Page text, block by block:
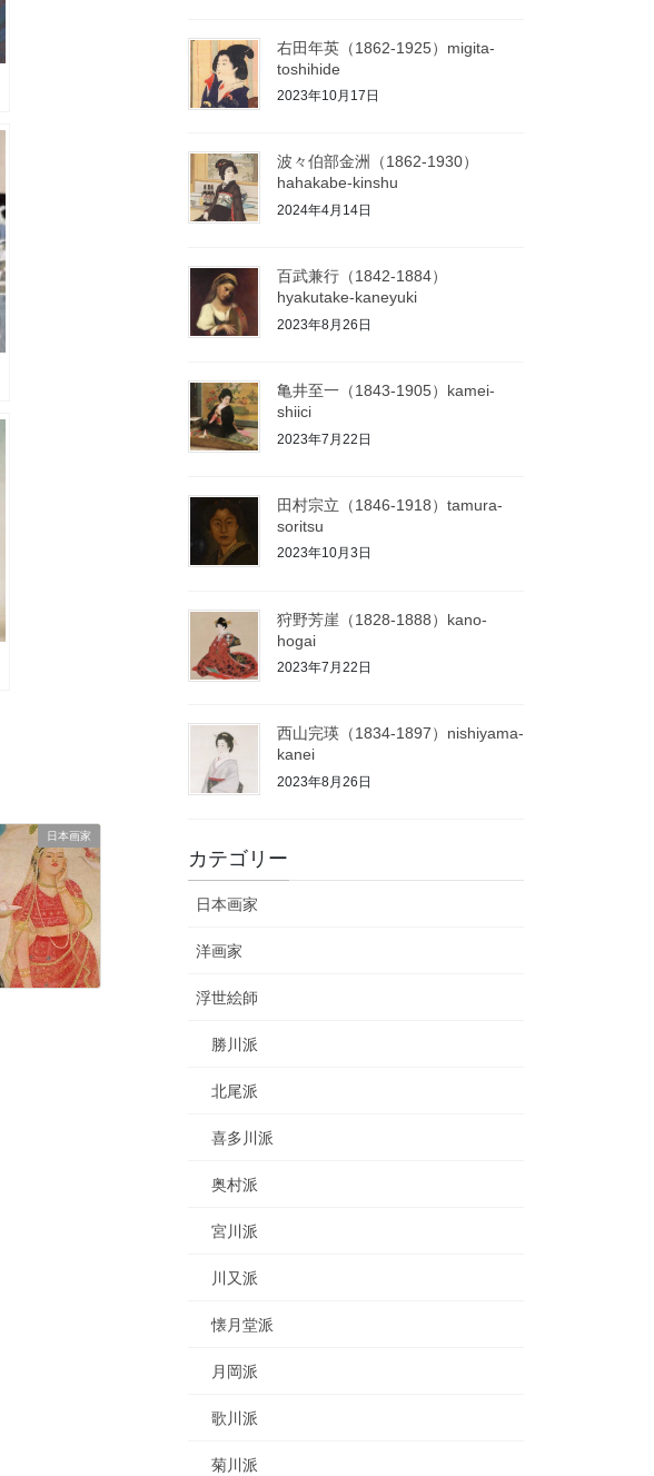
日本画家
右田年英（1862-1925）migita-
toshihide
2023年10月17日
波々伯部金洲（1862-1930）
hahakabe-kinshu
2024年4月14日
百武兼行（1842-1884）
hyakutake-kaneyuki
2023年8月26日
亀井至一（1843-1905）kamei-
shiici
2023年7月22日
田村宗立（1846-1918）tamura-
soritsu
2023年10月3日
狩野芳崖（1828-1888）kano-
hogai
2023年7月22日
西山完瑛（1834-1897）nishiyama-
kanei
2023年8月26日
カテゴリー
日本画家
洋画家
浮世絵師
勝川派
北尾派
喜多川派
奥村派
宮川派
川又派
懐月堂派
月岡派
歌川派
菊川派